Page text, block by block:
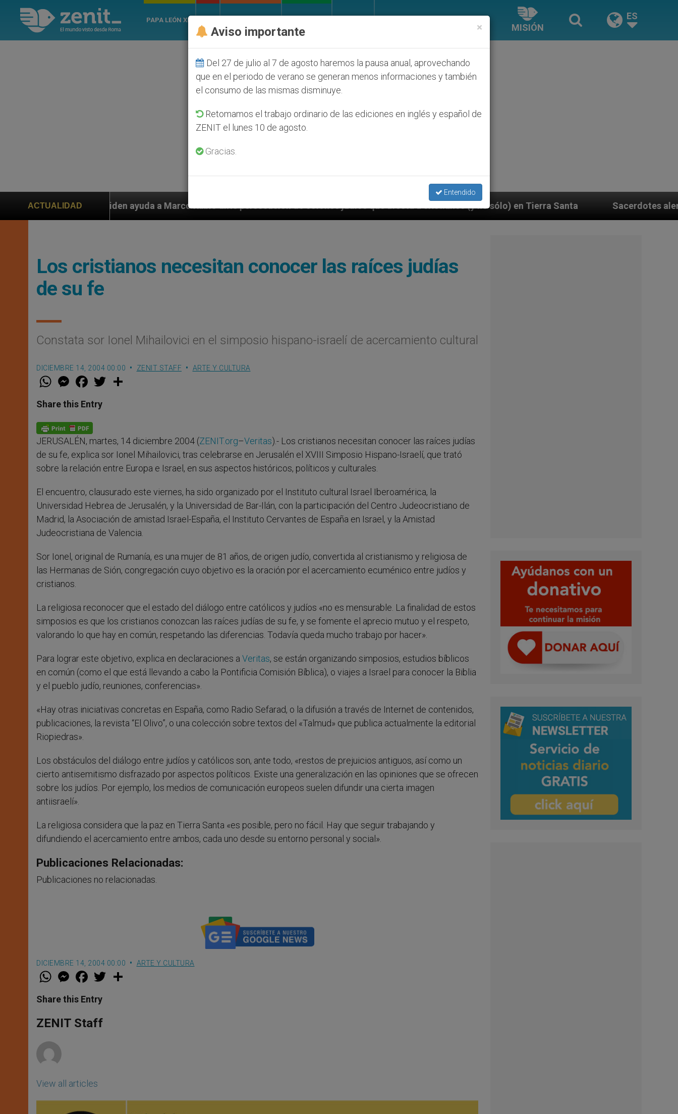
PAPA LEÓN XIV
MISIÓN
ES
ACTUALIDAD
piden ayuda a Marco Rubio ante persecución de colonos judíos que afecta a cristianos (y no sólo) en Tierra Santa Sacerdotes alemanes fieles al Papa
Los cristianos necesitan conocer las raíces judías
de su fe
Constata sor Ionel Mihailovici en el simposio hispano-israelí de acercamiento cultural
DICIEMBRE 14, 2004 00:00 ZENIT STAFF ARTE Y CULTURA
W
t
s
p
p
M
e
s
e
g
e
r
F
a
e
b
o
k
w
Share this Entry
JERUSALÉN, martes, 14 diciembre 2004 (ZENIT.org–Veritas).- Los cristianos necesitan conocer las raíces judías
de su fe, explica sor Ionel Mihailovici, tras celebrarse en Jerusalén el XVIII Simposio Hispano-Israelí, que trató
sobre la relación entre Europa e Israel, en sus aspectos históricos, políticos y culturales.
El encuentro, clausurado este viernes, ha sido organizado por el Instituto cultural Israel Iberoamérica, la
Universidad Hebrea de Jerusalén, y la Universidad de Bar-Ilán, con la participación del Centro Judeocristiano de
Madrid, la Asociación de amistad Israel-España, el Instituto Cervantes de España en Israel, y la Amistad
Judeocristiana de Valencia.
Sor Ionel, original de Rumanía, es una mujer de 81 años, de origen judío, convertida al cristianismo y religiosa de
las Hermanas de Sión, congregación cuyo objetivo es la oración por el acercamiento ecuménico entre judíos y
cristianos.
La religiosa reconocer que el estado del diálogo entre católicos y judíos «no es mensurable. La finalidad de estos
simposios es que los cristianos conozcan las raíces judías de su fe, y se fomente el aprecio mutuo y el respeto,
valorando lo que hay en común, respetando las diferencias. Todavía queda mucho trabajo por hacer».
Para lograr este objetivo, explica en declaraciones a Veritas, se están organizando simposios, estudios bíblicos
en común (como el que está llevando a cabo la Pontificia Comisión Bíblica), o viajes a Israel para conocer la Biblia
y el pueblo judío, reuniones, conferencias».
«Hay otras iniciativas concretas en España, como Radio Sefarad, o la difusión a través de Internet de contenidos,
publicaciones, la revista “El Olivo”, o una colección sobre textos del «Talmud» que publica actualmente la editorial
Riopiedras».
Los obstáculos del diálogo entre judíos y católicos son, ante todo, «restos de prejuicios antiguos, así como un
cierto antisemitismo disfrazado por aspectos políticos. Existe una generalización en las opiniones que se ofrecen
sobre los judíos. Por ejemplo, los medios de comunicación europeos suelen difundir una cierta imagen
antiisraelí».
La religiosa considera que la paz en Tierra Santa «es posible, pero no fácil. Hay que seguir trabajando y
difundiendo el acercamiento entre ambos, cada uno desde su entorno personal y social».
Publicaciones Relacionadas:
Publicaciones no relacionadas.
DICIEMBRE 14, 2004 00:00 ARTE Y CULTURA
W
t
s
p
p
M
e
s
e
g
e
F
a
e
b
o
k
w
Share this Entry
ZENIT Staff
View all articles
×
Aviso importante
Del 27 de julio al 7 de agosto haremos la pausa anual, aprovechando
que en el periodo de verano se generan menos informaciones y también
el consumo de las mismas disminuye.
Retomamos el trabajo ordinario de las ediciones en inglés y español de
ZENIT el lunes 10 de agosto.
Gracias.
Entendido